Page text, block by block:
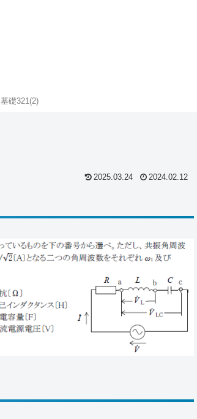
基礎321(2)
2025.03.24 2024.02.12